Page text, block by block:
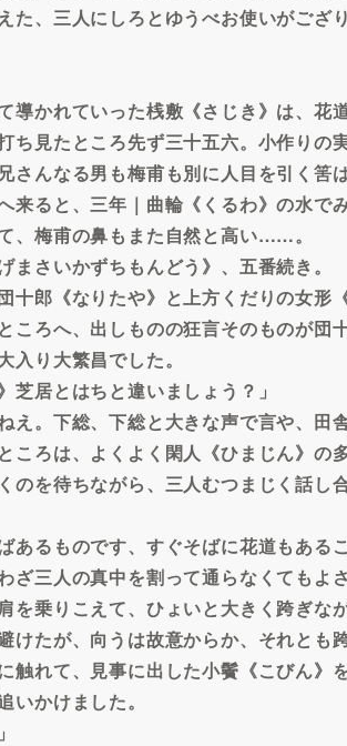
た、三人にしろとゆうべお使いがござ
導かれていった桟敷《さじき》は、
ち見たところ先ず三十五六。小作りの
さんなる男も梅甫も別に人目を引く筈
来ると、三年｜曲輪《くるわ》の水で
、梅甫の鼻もまた自然と高い……。
さいかずちもんどう》、五番続き。
十郎《なりたや》と上方くだりの女形
ころへ、出しものの狂言そのものが団
入り大繁昌でした。
芝居とはちと違いましょう？」
え。下総、下総と大きな声で言や、
ころは、よくよく閑人《ひまじん》の
を待ちながら、三人むつまじく話し
あるものです、すぐそばに花道もある
ざ三人の真中を割って通らなくてもよ
を乗りこえて、ひょいと大きく跨ぎな
けたが、向うは故意からか、それとも
触れて、見事に出した小鬢《こびん》
かけました。